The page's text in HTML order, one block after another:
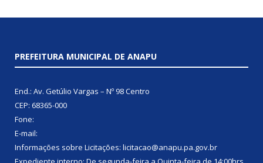
PREFEITURA MUNICIPAL DE ANAPU
End.: Av. Getúlio Vargas – Nº 98 Centro
CEP: 68365-000
Fone:
E-mail:
Informações sobre Licitações: licitacao@anapu.pa.gov.br